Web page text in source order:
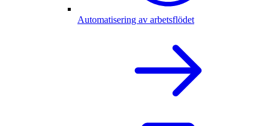
Automatisering av arbetsflödet